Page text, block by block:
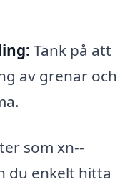
Tänk på att
av grenar och
som xn--
du enkelt hitta